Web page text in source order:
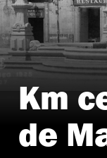
Foto: Cortesía
Km
de